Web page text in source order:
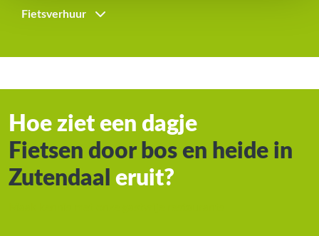
Fietsverhuur
Hoe ziet een dagje
Fietsen door bos en heide in
Zutendaal eruit?